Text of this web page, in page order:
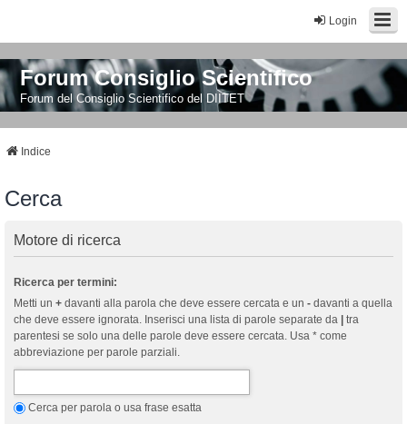
Login
Forum Consiglio Scientifico
Forum del Consiglio Scientifico del DIITET
Indice
Cerca
Motore di ricerca
Ricerca per termini:
Metti un + davanti alla parola che deve essere cercata e un - davanti a quella
che deve essere ignorata. Inserisci una lista di parole separate da
tra
parentesi se solo una delle parole deve essere cercata. Usa * come
abbreviazione per parole parziali.
Cerca per parola o usa frase esatta